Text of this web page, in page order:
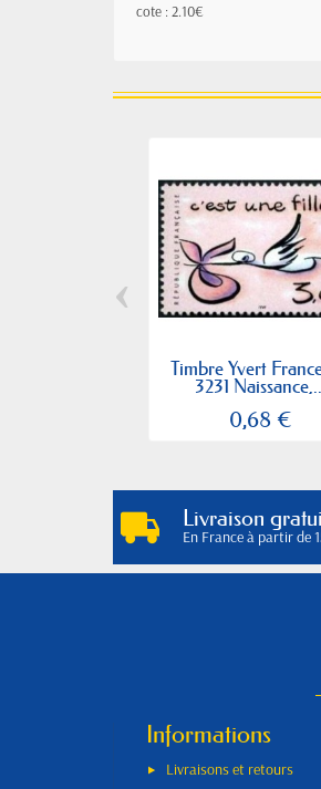
cote : 2.10€
Timbre Yvert
3231
0,68 €
‹
Livraison
En France à partir de
Informations
Livraisons et retours